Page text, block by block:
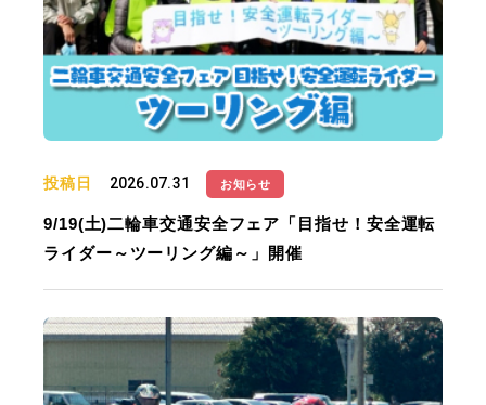
投稿日 2026.07.31 お知らせ
9/19(土)二輪車交通安全フェア「目指せ！安全運転
ライダー～ツーリング編～」開催